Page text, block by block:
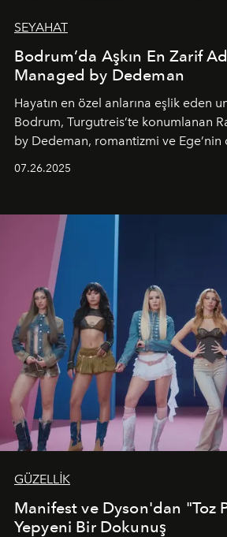
SEYAHAT
Bodrum’da Aşkın En Zarif
Managed by Dedeman
Hayatın en özel anlarına eşlik eden
Bodrum, Turgutreis’te konumlanan
by Dedeman, romantizmi ve
07.26.2025
GÜZELLİK
Manifest ve Dyson'dan "Toz
Yepyeni Bir Dokunuş